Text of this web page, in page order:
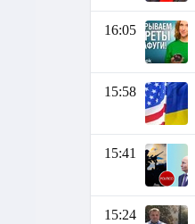
16:05
15:58
15:41
15:24